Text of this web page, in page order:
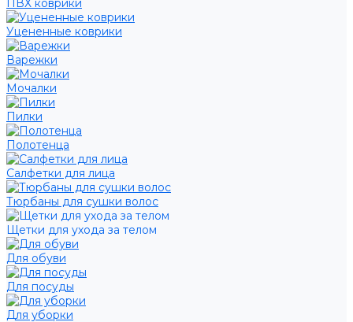
ПВХ коврики
Уцененные коврики
Варежки
Мочалки
Пилки
Полотенца
Салфетки для лица
Тюрбаны для сушки волос
Щетки для ухода за телом
Для обуви
Для посуды
Для уборки